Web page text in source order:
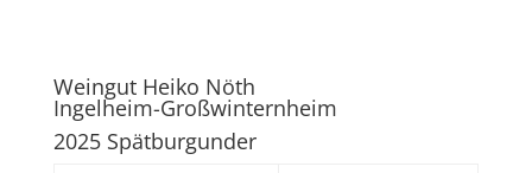
Weingut Heiko Nöth
Ingelheim-Großwinternheim
2025 Spätburgunder